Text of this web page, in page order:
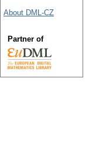
About DML-CZ
Partner of